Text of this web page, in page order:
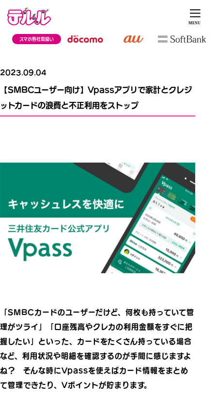
スマホ各社取扱い
2023.09.04
【SMBCユーザー向け】Vpassアプリで家計とクレジ
ットカードの浪費と不正利用をストップ
「SMBCカードのユーザーだけど、何枚も持っていて管
理がツライ」「口座残高やクレカの利用金額をすぐに把
握したい」といった、カードをたくさん持っている場合
など、利用状況や明細を確認するのが手間に感じますよ
ね？ そんな時にVpassを使えばカード情報をまとめ
て管理できたり、Vポイントが貯まります。